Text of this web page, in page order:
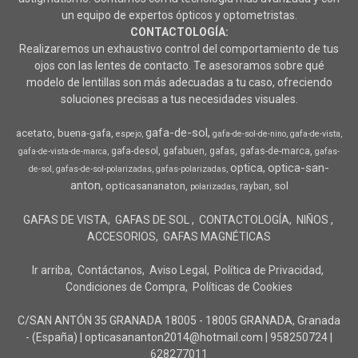
un equipo de expertos ópticos y optometristas.
CONTACTOLOGÍA:
Realizaremos un exhaustivo control del comportamiento de tus
ojos con las lentes de contacto. Te asesoramos sobre qué
modelo de lentillas son más adecuadas a tu caso, ofreciendo
soluciones precisas a tus necesidades visuales.
acetato buena-gafa espejo gafa-de-sol gafa-de-sol-de-nino gafa-de-vista
gafa-de-vista-de-marca gafa-desol gafabuen gafas gafas-de-marca gafas-
de-sol gafas-de-sol-polarizadas gafas-polarizadas optica optica-san-
anton opticasananaton polarizadas rayban sol
GAFAS DE VISTA GAFAS DE SOL CONTACTOLOGÍA
NIÑOS
ACCESORIOS
GAFAS MAGNÉTICAS
Ir arriba Contáctanos Aviso Legal
Política de Privacidad
Condiciones de Compra
Políticas de Cookies
C/SAN ANTÓN 35 GRANADA 18005 - 18005 GRANADA, Granada
- (España) | opticasananton2014@hotmail.com | 958250724
628277011